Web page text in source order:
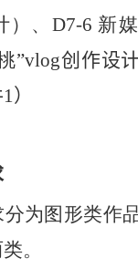
、 D7-6 新
”vlog创作设计
1）
为图形类作
。